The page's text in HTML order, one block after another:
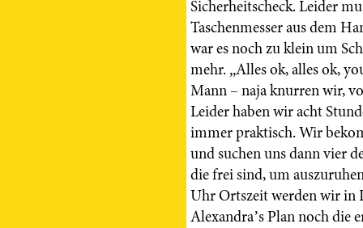
Sicherheitscheck. Leider
Taschenmesser aus dem
war es noch zu klein um
mehr. „Alles ok, alles ok,
Mann – naja knurren wir,
Leider haben wir acht
immer praktisch. Wir
und suchen uns dann vier
die frei sind, um
Uhr Ortszeit werden wir in
Alexandra’s Plan noch die